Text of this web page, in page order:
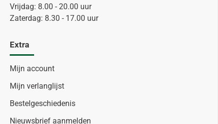
Vrijdag: 8.00 - 20.00 uur
Zaterdag: 8.30 - 17.00 uur
Extra
Mijn account
Mijn verlanglijst
Bestelgeschiedenis
Nieuwsbrief aanmelden